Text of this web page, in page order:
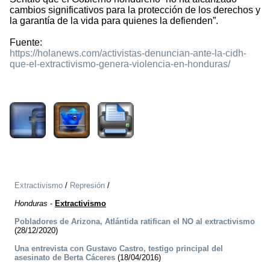
cambios significativos para la protección de los derechos y
la garantía de la vida para quienes la defienden”.
Fuente:
https://holanews.com/activistas-denuncian-ante-la-cidh-
que-el-extractivismo-genera-violencia-en-honduras/
Extractivismo / Represión /
Honduras - Extractivismo
Pobladores de Arizona, Atlántida ratifican el NO al extractivismo
(28/12/2020)
Una entrevista con Gustavo Castro, testigo principal del
asesinato de Berta Cáceres (18/04/2016)